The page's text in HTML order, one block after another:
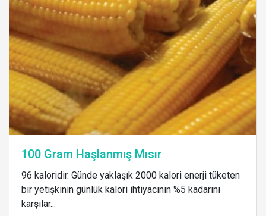
100 Gram Haşlanmış Mısır
96 kaloridir. Günde yaklaşık 2000 kalori enerji tüketen
bir yetişkinin günlük kalori ihtiyacının %5 kadarını
karşılar...